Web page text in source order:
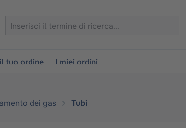
tuo ordine I miei ordini
dei gas Tubi